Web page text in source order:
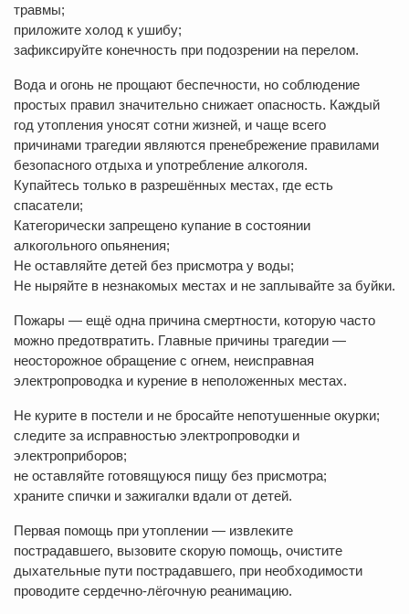
травмы;
приложите холод к ушибу;
зафиксируйте конечность при подозрении на перелом.
Вода и огонь не прощают беспечности, но соблюдение
простых правил значительно снижает опасность. Каждый
год утопления уносят сотни жизней, и чаще всего
причинами трагедии являются пренебрежение правилами
безопасного отдыха и употребление алкоголя.
Купайтесь только в разрешённых местах, где есть
спасатели;
Категорически запрещено купание в состоянии
алкогольного опьянения;
Не оставляйте детей без присмотра у воды;
Не ныряйте в незнакомых местах и не заплывайте за буйки.
Пожары — ещё одна причина смертности, которую часто
можно предотвратить. Главные причины трагедии —
неосторожное обращение с огнем, неисправная
электропроводка и курение в неположенных местах.
Не курите в постели и не бросайте непотушенные окурки;
следите за исправностью электропроводки и
электроприборов;
не оставляйте готовящуюся пищу без присмотра;
храните спички и зажигалки вдали от детей.
Первая помощь при утоплении — извлеките
пострадавшего, вызовите скорую помощь, очистите
дыхательные пути пострадавшего, при необходимости
проводите сердечно-лёгочную реанимацию.